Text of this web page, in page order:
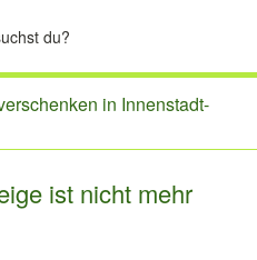
in Innenstadt-
ist nicht mehr